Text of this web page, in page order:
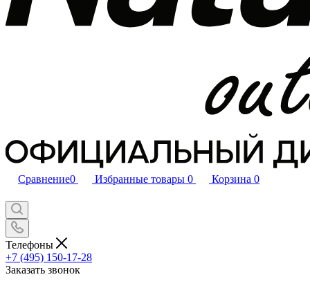
Сравнение0 Избранные товары 0 Корзина 0
Телефоны
+7 (495) 150-17-28
Заказать звонок